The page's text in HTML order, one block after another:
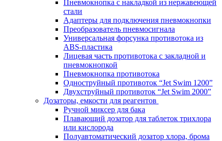
Пневмокнопка с накладкой из нержавеющей
стали
Адаптеры для подключения пневмокнопки
Преобразователь пневмосигнала
Универсальная форсунка противотока из
ABS-пластика
Лицевая часть противотока с закладной и
пневмокнопкой
Пневмокнопка противотока
Одноструйный противоток “Jet Swim 1200”
Двухструйный противоток “Jet Swim 2000”
Дозаторы, емкости для реагентов
Ручной миксер для бака
Плавающий дозатор для таблеток трихлора
или кислорода
Полуавтоматический дозатор хлора, брома